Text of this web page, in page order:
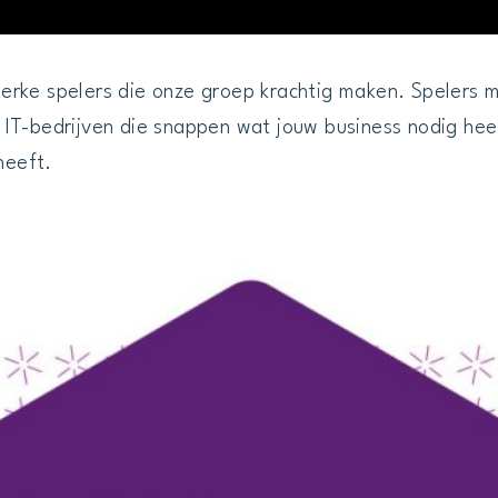
spelers die onze groep krachtig maken. Spelers
bedrijven die snappen wat jouw business nodig